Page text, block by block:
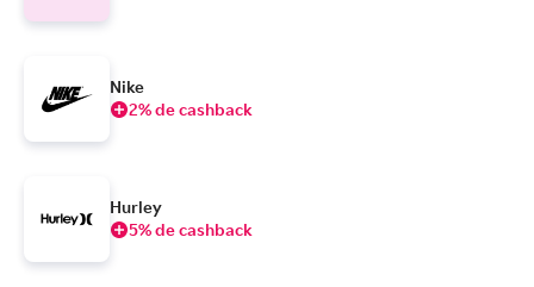
Nike
2% de cashback
Hurley
5% de cashback